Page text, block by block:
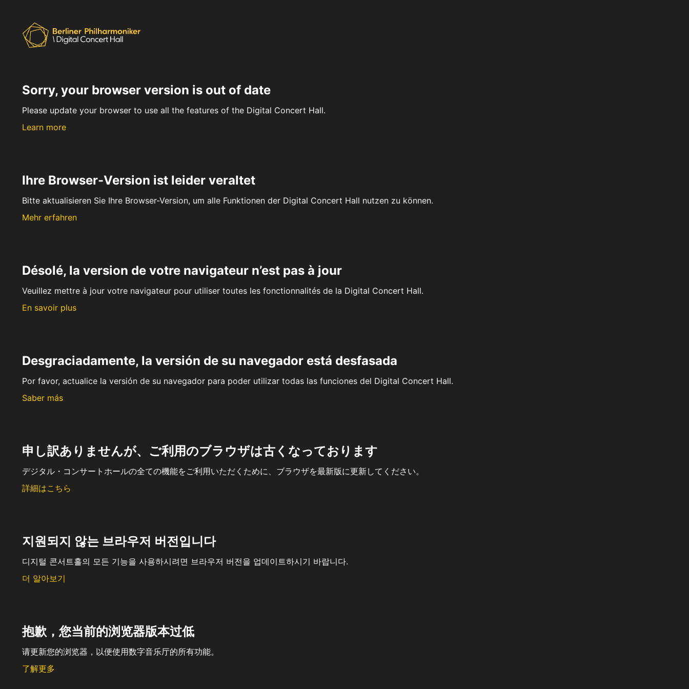
Sorry, your browser version is out of date
Please update your browser to use all the features of the Digital Concert Hall.
Learn more
Ihre Browser-Version ist leider veraltet
Bitte aktualisieren Sie Ihre Browser-Version, um alle Funktionen der Digital Concert Hall nutzen zu können.
Mehr erfahren
Désolé, la version de votre navigateur n’est pas à jour
Veuillez mettre à jour votre navigateur pour utiliser toutes les fonctionnalités de la Digital Concert Hall.
En savoir plus
Desgraciadamente, la versión de su navegador está desfasada
Por favor, actualice la versión de su navegador para poder utilizar todas las funciones del Digital Concert Hall.
Saber más
申し訳ありませんが、ご利用のブラウザは古くなっております
デジタル・コンサートホールの全ての機能をご利用いただくために、ブラウザを最新版に更新してください。
詳細はこちら
지원되지 않는 브라우저 버전입니다
디지털 콘서트홀의 모든 기능을 사용하시려면 브라우저 버전을 업데이트하시기 바랍니다.
더 알아보기
抱歉，您当前的浏览器版本过低
请更新您的浏览器，以便使用数字音乐厅的所有功能。
了解更多